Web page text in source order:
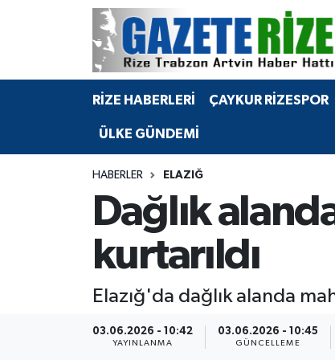
RİZE HABERLERİ ÇAYKUR RİZESPOR
ÜLKE GÜNDEMİ
HABERLER ELAZIĞ
Dağlık
kurtarıldı
Elazığ'da dağlık alanda
03.06.2026 - 10:42
YAYINLANMA
03.06.2026 - 10:45
GÜNCELLEME
BÖLGEMİZ
Bilim Teknoloji
Advertising news
Merkez Nöbetçi Eczaneler
Merkez Hava Durumu
Merkez Trafik Yoğunluk Haritası
Tüm Manşetler
Son Dakika Haberleri
Haber Arşivi